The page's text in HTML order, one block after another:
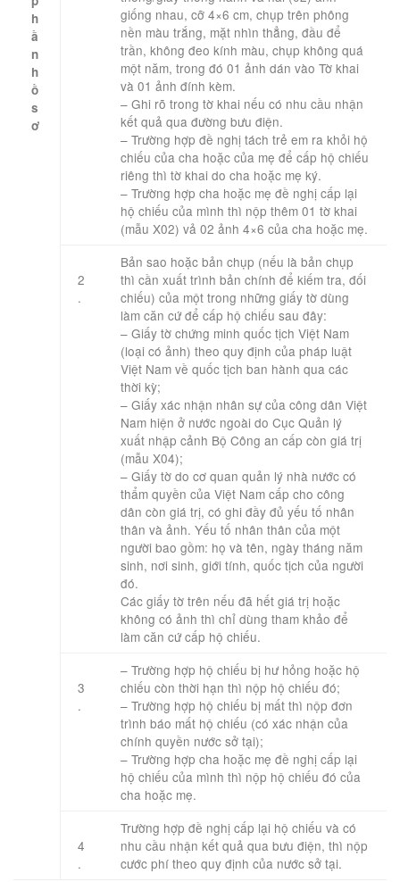
h
ầ
n
h
ồ
s
ơ
giống nhau, cỡ 4×6 cm, chụp trên phông
nền màu trắng, mặt nhìn thẳng, đầu để
trần, không đeo kính màu, chụp không quá
một năm, trong đó 01 ảnh dán vào Tờ khai
và 01 ảnh đính kèm.
– Ghi rõ trong tờ khai nếu có nhu cầu nhận
kết quả qua đường bưu điện.
– Trường hợp đề nghị tách trẻ em ra khỏi hộ
chiếu của cha hoặc của mẹ để cấp hộ chiếu
riêng thì tờ khai do cha hoặc mẹ ký.
– Trường hợp cha hoặc mẹ đề nghị cấp lại
hộ chiếu của mình thì nộp thêm 01 tờ khai
(mẫu X02) vả 02 ảnh 4×6 của cha hoặc mẹ.
2
.
Bản sao hoặc bản chụp (nếu là bản chụp
thì cần xuất trình bản chính để kiếm tra, đối
chiếu) của một trong những giấy tờ dùng
làm căn cứ để cấp hộ chiếu sau đây:
– Giấy tờ chứng minh quốc tịch Việt Nam
(loại có ảnh) theo quy định của pháp luật
Việt Nam về quốc tịch ban hành qua các
thời kỳ;
– Giấy xác nhận nhân sự của công dân Việt
Nam hiện ở nước ngoài do Cục Quản lý
xuất nhập cảnh Bộ Công an cấp còn giá trị
(mẫu X04);
– Giấy tờ do cơ quan quản lý nhà nước có
thẩm quyền của Việt Nam cấp cho công
dân còn giá trị, có ghi đầy đủ yếu tố nhân
thân và ảnh. Yếu tố nhân thân của một
người bao gồm: họ và tên, ngày tháng năm
sinh, nơi sinh, giới tính, quốc tịch của người
đó.
Các giấy tờ trên nếu đã hết giá trị hoặc
không có ảnh thì chỉ dùng tham khảo để
làm căn cứ cấp hộ chiếu.
3
.
– Trường hợp hộ chiếu bị hư hỏng hoặc hộ
chiếu còn thời hạn thì nộp hộ chiếu đó;
– Trường hợp hộ chiếu bị mất thì nộp đơn
trình báo mất hộ chiếu (có xác nhận của
chính quyền nước sở tại);
– Trường hợp cha hoặc mẹ đề nghị cấp lại
hộ chiếu của mình thì nộp hộ chiếu đó của
cha hoặc mẹ.​
4
.
​Trường hợp đề nghị cấp lại hộ chiếu và có
nhu cầu nhận kết quả qua bưu điện, thì nộp
cước phí theo quy định của nước sở tại.